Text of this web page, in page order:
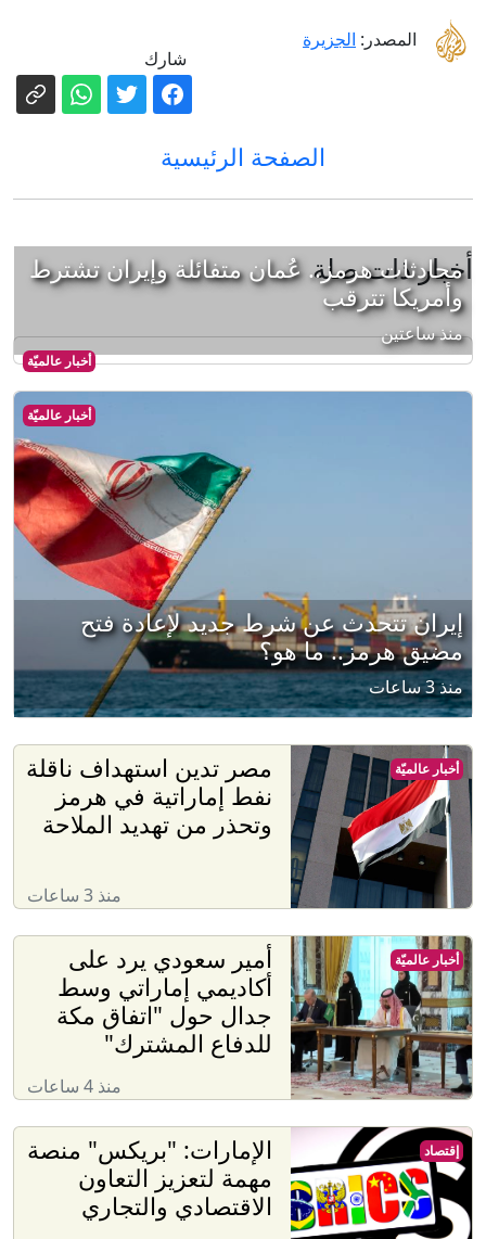
المصدر: الجزيرة
شارك
الصفحة الرئيسية
أخبار ذات صلة
أخبار عالميّة
محادثات هرمز.. عُمان متفائلة وإيران تشترط
وأمريكا تترقب
منذ ساعتين
أخبار عالميّة
إيران تتحدث عن شرط جديد لإعادة فتح
مضيق هرمز.. ما هو؟
منذ 3 ساعات
مصر تدين استهداف ناقلة
نفط إماراتية في هرمز
وتحذر من تهديد الملاحة
منذ 3 ساعات
أخبار عالميّة
أمير سعودي يرد على
أكاديمي إماراتي وسط
جدال حول "اتفاق مكة
للدفاع المشترك"
منذ 4 ساعات
أخبار عالميّة
الإمارات: "بريكس" منصة
مهمة لتعزيز التعاون
الاقتصادي والتجاري
إقتصاد